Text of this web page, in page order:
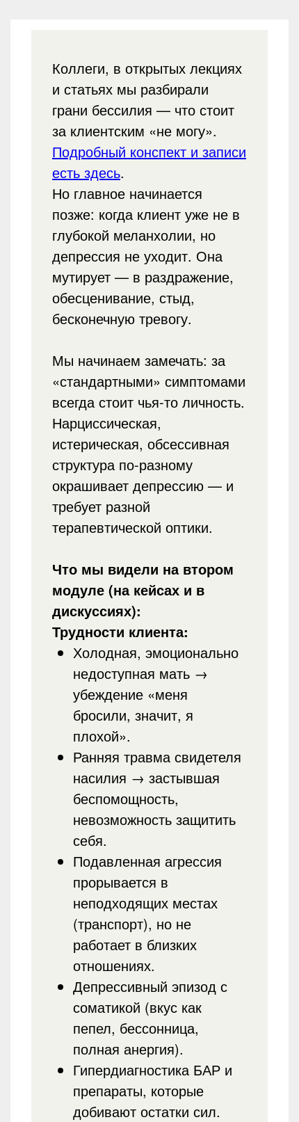
Коллеги, в открытых лекциях
и статьях мы разбирали
грани бессилия — что стоит
за клиентским «не могу».
Подробный конспект и записи
есть здесь.
Но главное начинается
позже: когда клиент уже не в
глубокой меланхолии, но
депрессия не уходит. Она
мутирует — в раздражение,
обесценивание, стыд,
бесконечную тревогу.
Мы начинаем замечать: за
«стандартными» симптомами
всегда стоит чья-то личность.
Нарциссическая,
истерическая, обсессивная
структура по-разному
окрашивает депрессию — и
требует разной
терапевтической оптики.
Что мы видели на втором
модуле (на кейсах и в
дискуссиях):
Трудности клиента:
Холодная, эмоционально
недоступная мать →
убеждение «меня
бросили, значит, я
плохой».
Ранняя травма свидетеля
насилия → застывшая
беспомощность,
невозможность защитить
себя.
Подавленная агрессия
прорывается в
неподходящих местах
(транспорт), но не
работает в близких
отношениях.
Депрессивный эпизод с
соматикой (вкус как
пепел, бессонница,
полная анергия).
Гипердиагностика БАР и
препараты, которые
добивают остатки сил.